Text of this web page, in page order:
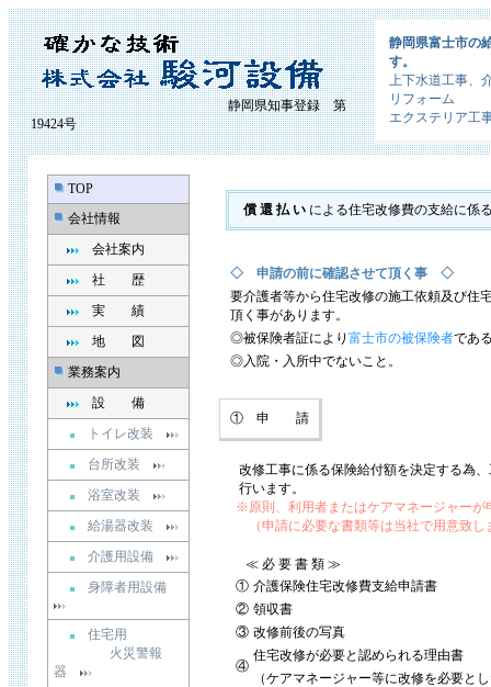
静岡県知事登録 第
19424号
静岡県富士市の
す。
上下水道工事、
リフォーム
エクステリア工
TOP
会社情報
会社案内
社 歴
実 績
地 図
業務案内
設 備
トイレ改装
台所改装
浴室改装
給湯器改装
介護用設備
身障者用設備
住宅用
火災警報
器
償 還 払 い による住宅改修費の支給に係
◇ 申請の前に確認させて頂く事 ◇
要介護者等から住宅改修の施工依頼及び住
頂く事があります。
◎被保険者証により 富士市の被保険者であ
◎入院・入所中でないこと。
① 申 請
改修工事に係る保険給付額を決定する為
行います。
※原則、利用者またはケアマネージャーが
（申請に必要な書類等は当社で用意致し
≪ 必 要 書 類 ≫
① 介護保険住宅改修費支給申請書
② 領収書
③ 改修前後の写真
④
住宅改修が必要と認められる理由書
（ケアマネージャー等に改修を必要と